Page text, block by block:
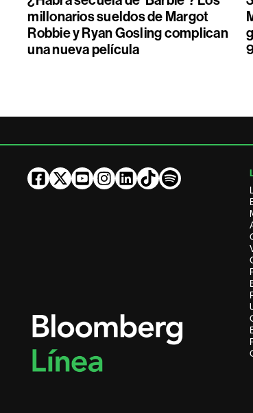
millonarios sueldos de Margot
Robbie y Ryan Gosling complican
una nueva película